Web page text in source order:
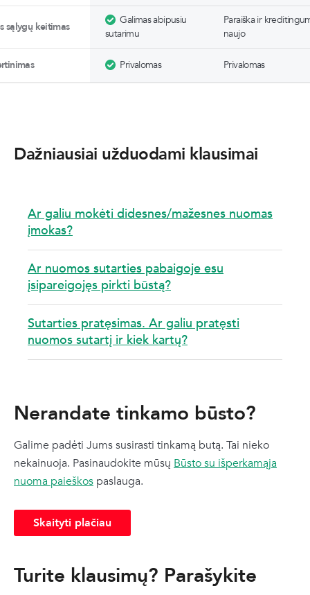
sąlygų keitimas
Galimas abipusiu
sutarimu
Paraiška ir
naujo
Privalomas Privalomas
Dažniausiai užduodami klausimai
Ar galiu mokėti didesnes/mažesnes nuomas
įmokas?
Ar nuomos sutarties pabaigoje esu
įsipareigojęs pirkti būstą?
Sutarties pratęsimas. Ar galiu pratęsti
nuomos sutartį ir kiek kartų?
Nerandate tinkamo būsto?
Galime padėti Jums susirasti tinkamą butą. Tai nieko
nekainuoja. Pasinaudokite mūsų Būsto su išperkamąja
nuoma paieškos paslauga.
Skaityti plačiau
Turite klausimų? Parašykite